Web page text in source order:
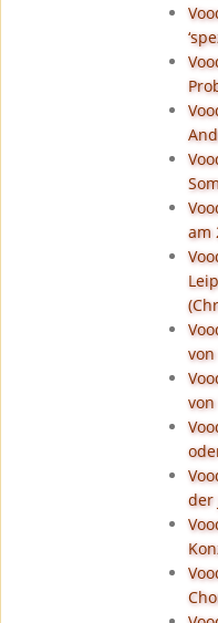
am
von
von
der